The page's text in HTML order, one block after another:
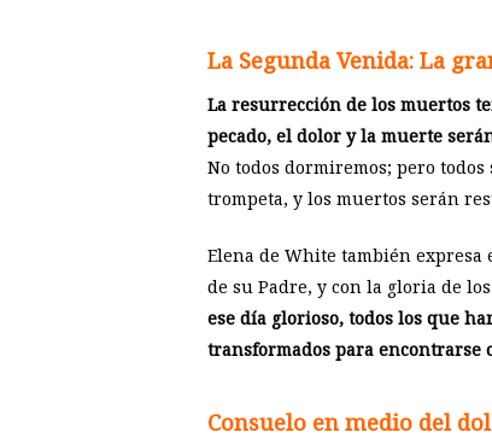
La Segunda Venida: La
La resurrección de los muertos
pecado, el dolor y la muerte
No todos dormiremos; pero
trompeta, y los muertos serán
Elena de White también expresa
de su Padre, y con la gloria de
ese día glorioso, todos los que
transformados para encontrarse
Consuelo en medio del